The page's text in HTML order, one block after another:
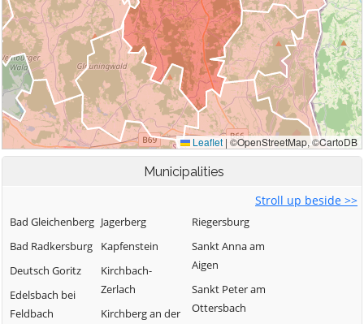
Municipalities
Stroll up beside >>
Bad Gleichenberg
Bad Radkersburg
Deutsch Goritz
Edelsbach bei
Feldbach
Jagerberg
Kapfenstein
Kirchbach-
Zerlach
Kirchberg an der
Riegersburg
Sankt Anna am
Aigen
Sankt Peter am
Ottersbach